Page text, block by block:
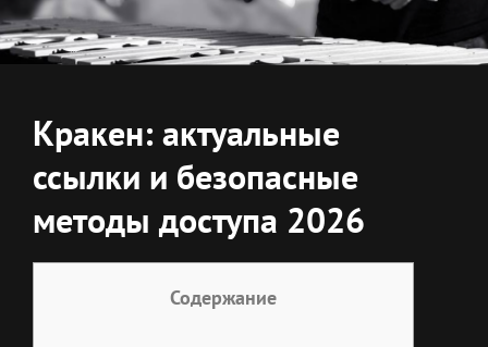
Кракен: актуальные
ссылки и безопасные
методы доступа 2026
Содержание